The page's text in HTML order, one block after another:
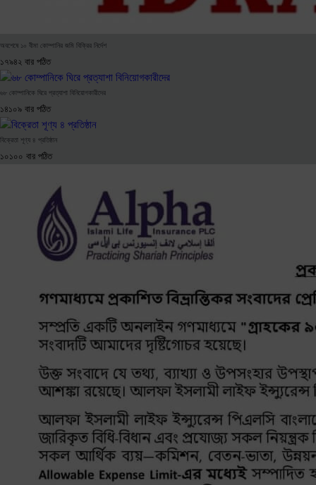
অবশেষে ১০ বীমা কোম্পানির জমি বিক্রির নির্দেশ
১৭৯৪২ বার পঠিত
৬৮ কোম্পানিকে ঘিরে প্রত্যাশা বিনিয়োগকারীদের
১৪১০৯ বার পঠিত
বিক্রেতা শূণ্য ৪ প্রতিষ্ঠান
১০১০০ বার পঠিত